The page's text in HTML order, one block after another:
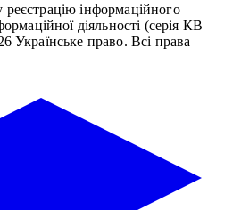
інформаційного
діяльності (серія КВ
Українське право. Всі права